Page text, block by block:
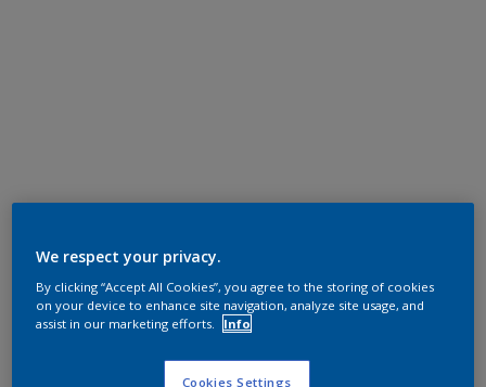
We respect your privacy.
By clicking “Accept All Cookies”, you agree to the storing of cookies
on your device to enhance site navigation, analyze site usage, and
assist in our marketing efforts.
Info
Cookies Settings